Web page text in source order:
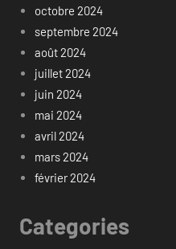
octobre 2024
septembre 2024
août 2024
juillet 2024
juin 2024
mai 2024
avril 2024
mars 2024
février 2024
Categories